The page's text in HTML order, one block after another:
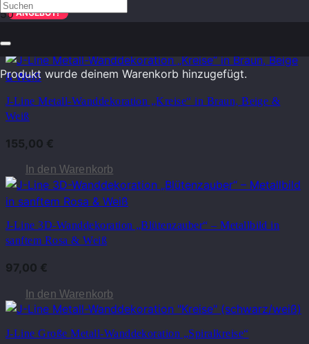
Produkt wurde deinem Warenkorb hinzugefügt.
modern
J-Line Metall-Wanddekoration „Kreise“ in Braun, Beige &
Weiß
155,00 €
In den Warenkorb
J-Line 3D-Wanddekoration „Blütenzauber“ – Metallbild in
sanftem Rosa & Weiß
97,00 €
In den Warenkorb
J-Line Große Metall-Wanddekoration „Spiralkreise“
ANGEBOT!